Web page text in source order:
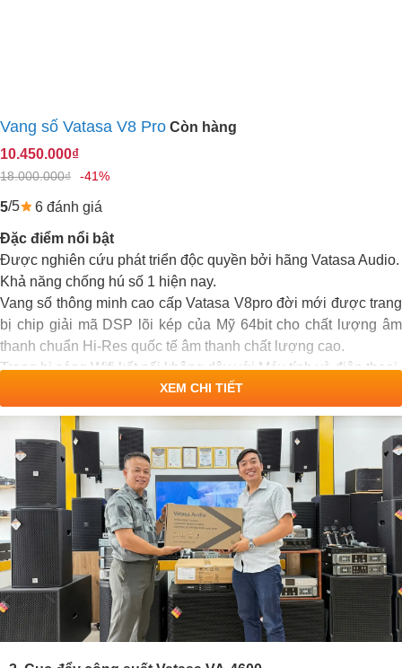
Vang số Vatasa V8 Pro Còn hàng
10.450.000₫
18.000.000₫ -41%
5/5 6 đánh giá
Đặc điểm nổi bật
Được nghiên cứu phát triển độc quyền bởi hãng Vatasa Audio.
Khả năng chống hú số 1 hiện nay.
Vang số thông minh cao cấp Vatasa V8pro đời mới được trang
bị chip giải mã DSP lõi kép của Mỹ 64bit cho chất lượng âm
thanh chuẩn Hi-Res quốc tế âm thanh chất lượng cao.
Trang bị sóng Wifi kết nối không dây với Máy tính và điện thoại.
Âm thanh hay, hiệu ứng echo và reveb chuyên nghiệp hát rất
nhẹ và siêu hay.
Được trang bị app phần mêm trên điện thoại iphon và ipad
điều chỉnh âm thanh như : Bass, MiD, Treble và hiệu ứng
Echo, Reveb dễ hơn cả amply hiện tại.
Được trang bị màn hình lớn 4 inch giúp người dùng dễ dàng
tuỳ chỉnh theo ý muốn các chế độ như Music, Micro, Echo,
Reveb...
Có 20 chế độ cài đặt sẵn để người dùng tự thay đổi các chế độ
giải trí phù hợp như hát karaoke, nghe nhạc, xem phim......
Mẫu mã sang trọng, tinh tế, đẳng cấp.
XEM CHI TIẾT